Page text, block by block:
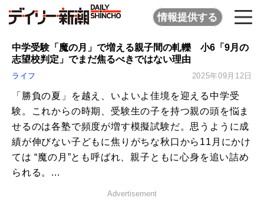
情報提供する
中学受験「魔の月」で増える親子間の軋轢 小6「9月の
志望校判定」でまだ焦るべきではない理由
ライフ 2025年09月12日
「勝負の夏」を越え、いよいよ佳境を迎える中学受
験。これからの時期、受験生の子を持つ親の頭を悩ま
せるのは各塾で頻度が増す模擬試験だ。思うように成
績が伸びない子どもに焦りがちな秋口から11月にかけ
ては “魔の月”とも呼ばれ、親子ともに心身を追い詰め
られる。...
Advertisement